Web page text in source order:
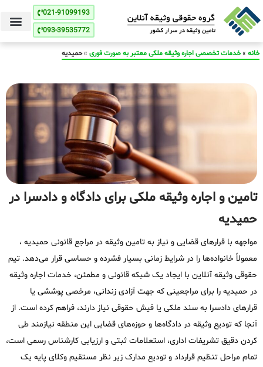
021-91099193
093-39535772
خانه »خدمات تخصصی اجاره وثیقه ملکی معتبر به صورت فوری »حمیدیه
تامین و اجاره وثیقه ملکی برای دادگاه و دادسرا در
حمیدیه
مواجهه با قرارهای قضایی و نیاز به تامین وثیقه در مراجع قانونی حمیدیه ،
معمولاً خانواده‌ها را در شرایط زمانی بسیار فشرده و حساسی قرار می‌دهد. تیم
حقوقی وثیقه آنلاین با ایجاد یک شبکه قانونی و مطمئن، خدمات اجاره وثیقه
در حمیدیه را برای مراجعینی که جهت آزادی زندانی، مرخصی پوششی یا
قرارهای دادسرا به سند ملکی یا فیش حقوقی نیاز دارند، فراهم کرده است. از
آنجا که تودیع وثیقه در دادگاه‌ها و حوزه‌های قضایی این منطقه نیازمند طی
کردن دقیق تشریفات اداری، استعلامات ثبتی و ارزیابی کارشناس رسمی است،
تمام مراحل تنظیم قرارداد و تودیع مدارک زیر نظر مستقیم وکلای پایه یک